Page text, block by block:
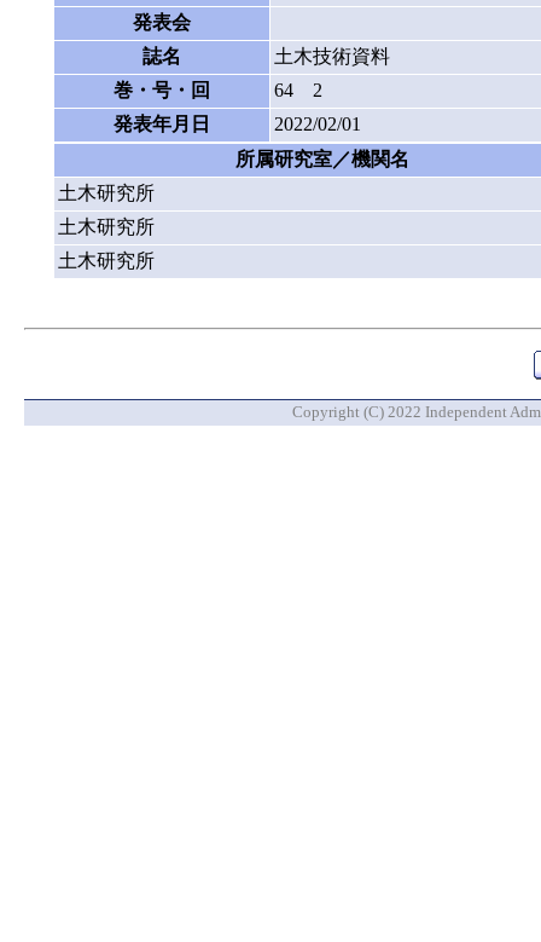
発表会
誌名
土木技術資料
巻・号・回
64 2
発表年月日
2022/02/01
所属研究室／機関名
土木研究所
土木研究所
土木研究所
Copyright (C) 2022 Independent